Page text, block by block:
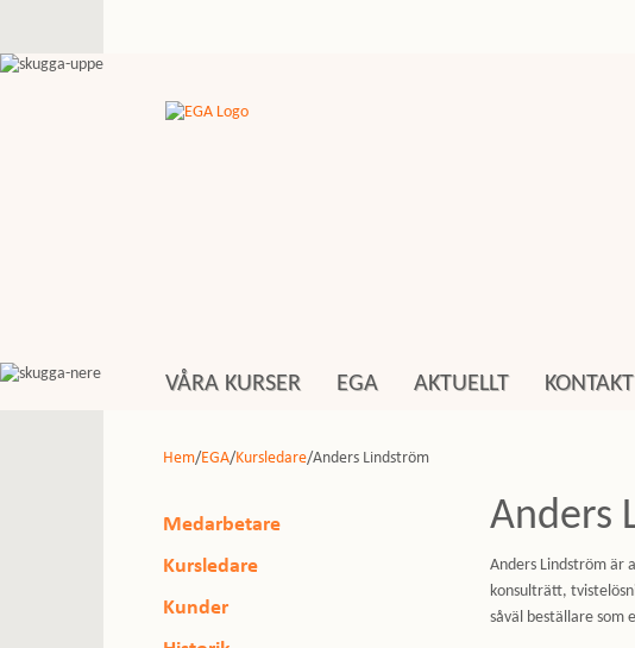
VÅRA KURSER EGA AKTUELLT KONTAKT
Hem/EGA/Kursledare/Anders Lindström
Medarbetare
Kursledare
Kunder
Anders
Anders Lindström är
konsulträtt,
såväl beställare som